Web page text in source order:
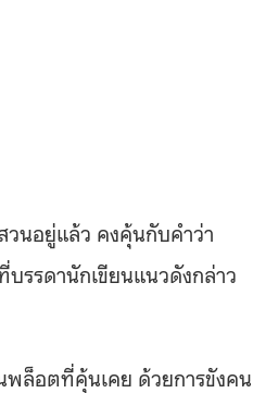
วนอยู่แล้ว คงคุ้นกับคำว่า
รรดานักเขียนแนวดังกล่าว
พล็อตที่คุ้นเคย ด้วยการขังคน